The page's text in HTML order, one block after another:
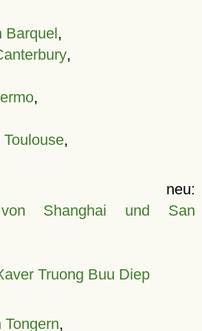
Barquel,
,
,
,
Shanghai und San
Truong Buu Diep
,